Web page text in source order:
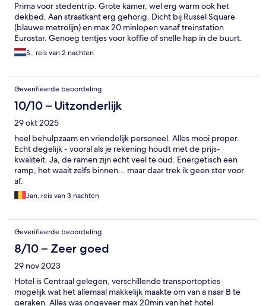
Prima voor stedentrip. Grote kamer, wel erg warm ook het
dekbed. Aan straatkant erg gehorig. Dicht bij Russel Square
(blauwe metrolijn) en max 20 minlopen vanaf treinstation
Eurostar. Genoeg tentjes voor koffie of snelle hap in de buurt.
S., reis van 2 nachten
Geverifieerde beoordeling
10/10 – Uitzonderlijk
29 okt 2025
heel behulpzaam en vriendelijk personeel. Alles mooi proper.
Echt degelijk - vooral als je rekening houdt met de prijs-
kwaliteit. Ja, de ramen zijn echt veel te oud. Energetisch een
ramp, het waait zelfs binnen... maar daar trek ik geen ster voor
af.
Jan, reis van 3 nachten
Geverifieerde beoordeling
8/10 – Zeer goed
29 nov 2023
Hotel is Centraal gelegen, verschillende transportopties
mogelijk wat het allemaal makkelijk maakte om van a naar B te
geraken. Alles was ongeveer max 20min van het hotel